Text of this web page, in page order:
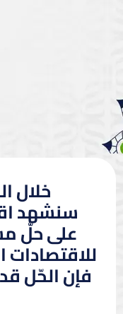
خلال
سنشهد
على حلّ
للاقتصادات
فإن الحّل